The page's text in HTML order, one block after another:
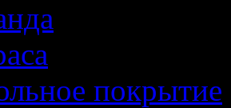
покрытие